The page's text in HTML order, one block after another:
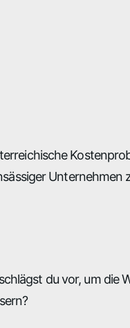
Unternehmen
du vor, um die